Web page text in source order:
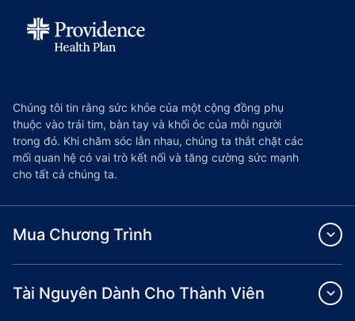
Chúng tôi tin rằng sức khỏe của một cộng đồng phụ
thuộc vào trái tim, bàn tay và khối óc của mỗi người
trong đó. Khi chăm sóc lẫn nhau, chúng ta thắt chặt các
mối quan hệ có vai trò kết nối và tăng cường sức mạnh
cho tất cả chúng ta.
Mua Chương Trình
Tài Nguyên Dành Cho Thành Viên